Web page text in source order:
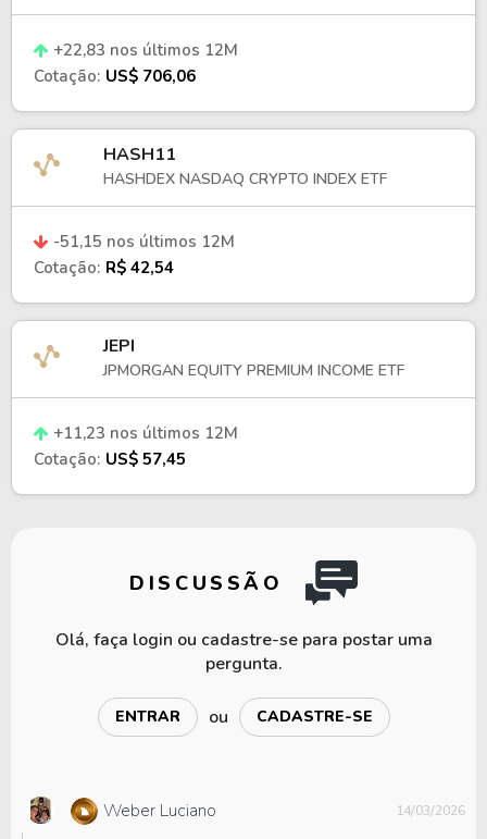
+22,83 nos últimos 12M
Cotação: US$ 706,06
HASH11
HASHDEX NASDAQ CRYPTO INDEX ETF
-51,15 nos últimos 12M
Cotação: R$ 42,54
JEPI
JPMORGAN EQUITY PREMIUM INCOME ETF
+11,23 nos últimos 12M
Cotação: US$ 57,45
DISCUSSÃO
Olá, faça login ou cadastre-se para postar uma
pergunta.
ENTRAR ou CADASTRE-SE
Weber Luciano 14/03/2026